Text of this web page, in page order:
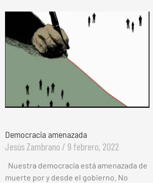
Democracia amenazada
Jesús Zambrano 9 febrero, 2022
Nuestra democracia está amenazada de
muerte por y desde el gobierno. No